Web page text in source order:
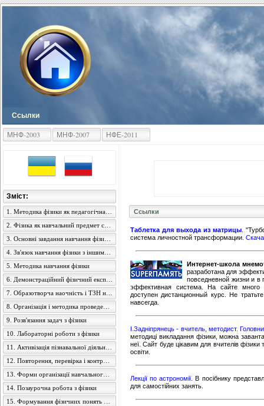
Ссылки
МНФ-2003 МНФ-2007 НФЕ-2011
Ссылки
Таблетка для выхода из матрицы .
система личностной трансформации.
Интернет-школа
разработана для
повседневной жизни и
эффективная система. На сайте много
доступен дистанционный курс. Не
навсегда.
І.Задніпрянець - вчитель, методист.
методиці викладання фізики, можна
неї. Сайт буде цікавим для вчителів
освіти.
Лекції по астрономії . В посібнику
для самостійних занять.
Зміст:
5. Методика навчання фізики
9. Розв'язання задач з фізики
10. Лабораторні роботи з фізики
14. Позаурочна робота з фізики